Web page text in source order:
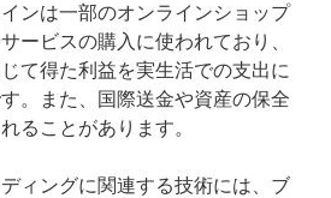
ンは一部のオンラインショップ
ービスの購入に使われており、
て得た利益を実生活での支出に
。また、国際送金や資産の保全
ることがあります。
ィングに関連する技術には、ブ